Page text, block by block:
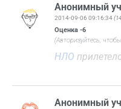
Анонимный
2014-09-06 09:16:34
Оценка -6
(Авторизуйтесь,
НЛО
Анонимный